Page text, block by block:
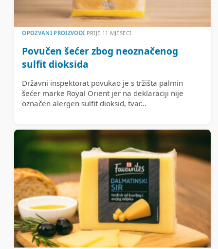
OPOZVANI PROIZVODI PRIJE 11 MJESECI
Povučen šećer zbog neoznačenog
sulfit dioksida
Državni inspektorat povukao je s tržišta palmin
šećer marke Royal Orient jer na deklaraciji nije
označen alergen sulfit dioksid, tvar...